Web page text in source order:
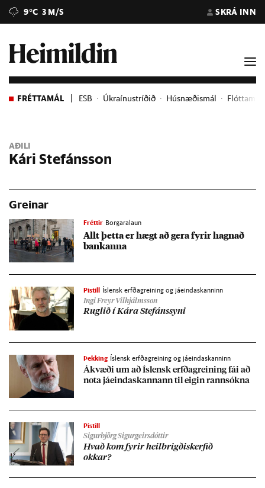
9°C 3 M/S SKRÁ INN
FRÉTTAMÁL ESB Úkraínustríðið Húsnæðismál
AÐILI
Kári Stefánsson
Greinar
Fréttir Borgaralaun
Allt þetta er hægt að gera fyr­ir hagn­að
bank­anna
Pistill Íslensk erfðagreining og jáeindaskanninn
Ingi Freyr Vilhjálmsson
Rugl­ið í Kára Stef­áns­syni
Þekking Íslensk erfðagreining og jáeindaskanninn
Ákvæði um að Ís­lensk erfða­grein­ing fái að
nota já­eindaskann­ann til eig­in rann­sókna
Pistill
Sigurbjörg Sigurgeirsdóttir
Hvað kom fyr­ir heil­brigðis­kerf­ið
okk­ar?